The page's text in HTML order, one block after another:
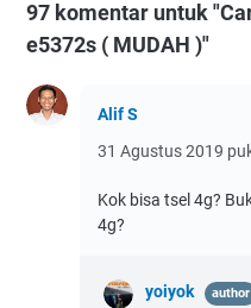
97 komentar untuk
e5372s ( MUDAH )"
Alif S
31 Agustus 2019
Kok bisa tsel 4g?
4g?
yoiyok